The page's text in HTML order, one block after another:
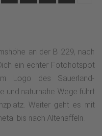
an der B 229, nach
ein echter Fotohotspot
Logo des Sauerland-
und naturnahe Wege führt
Weiter geht es mit
bis nach Altenaffeln.